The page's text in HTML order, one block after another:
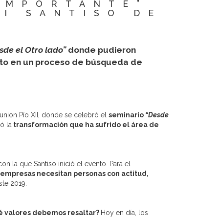
SANTISO DE
el Otro lado”donde pudieron
en un proceso de búsqueda de
Pío XII, donde se celebró el seminario “Desde
la transformación que ha sufrido el área de
la que Santiso inició el evento. Para el
necesitan personas con actitud,
2019.
valores debemos resaltar? Hoy en día, los